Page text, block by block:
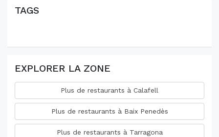
TAGS
EXPLORER LA ZONE
Plus de restaurants à Calafell
Plus de restaurants à Baix Penedès
Plus de restaurants à Tarragona